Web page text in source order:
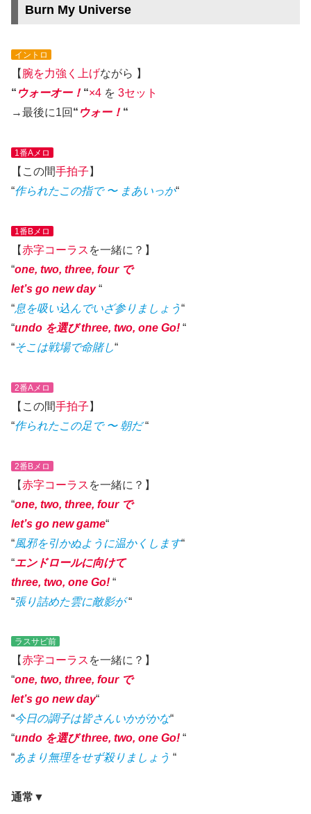
Burn My Universe
イントロ
【 腕を力強く上げながら 】
“ ウォーオー！ “×4 を 3セット
→最後に1回 “ ウォー！ “
1番Aメロ
【この間手拍子 】
“作られたこの指で 〜 まあいっか“
1番Bメロ
【赤字コーラス を一緒に？】
“one, two, three, four で
let’s go new day“
“息を吸い込んでいざ参りましょう“
“undo を選び three, two, one Go! “
“そこは戦場で命賭し“
2番Aメロ
【この間手拍子 】
“作られたこの足で 〜 朝だ“
2番Bメロ
【赤字コーラス を一緒に？】
“one, two, three, four で
let’s go new game“
“風邪を引かぬように温かくします“
“エンドロールに向けて
three, two, one Go! “
“張り詰めた雲に敵影が“
ラスサビ前
【赤字コーラス を一緒に？】
“one, two, three, four で
let’s go newday“
“今日の調子は皆さんいかがかな“
“undo を選び three, two, one Go! “
“あまり無理をせず殺りましょう “
通常▼